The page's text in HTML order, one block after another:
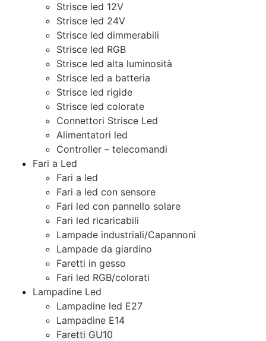
Strisce led 12V
Strisce led 24V
Strisce led dimmerabili
Strisce led RGB
Strisce led alta luminosità
Strisce led a batteria
Strisce led rigide
Strisce led colorate
Connettori Strisce Led
Alimentatori led
Controller – telecomandi
Fari a Led
Fari a led
Fari a led con sensore
Fari led con pannello solare
Fari led ricaricabili
Lampade industriali/Capannoni
Lampade da giardino
Faretti in gesso
Fari led RGB/colorati
Lampadine Led
Lampadine led E27
Lampadine E14
Faretti GU10